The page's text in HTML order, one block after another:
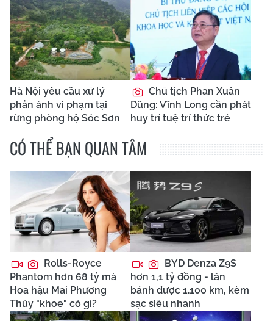
Hà Nội yêu cầu xử lý
phản ánh vi phạm tại
rừng phòng hộ Sóc Sơn
Chủ tịch Phan Xuân
Dũng: Vĩnh Long cần phát
huy trí tuệ trí thức trẻ
CÓ THỂ BẠN QUAN TÂM
Rolls-Royce
Phantom hơn 68 tỷ mà
Hoa hậu Mai Phương
Thúy "khoe" có gì?
BYD Denza Z9S
hơn 1,1 tỷ đồng - lăn
bánh được 1.100 km, kèm
sạc siêu nhanh